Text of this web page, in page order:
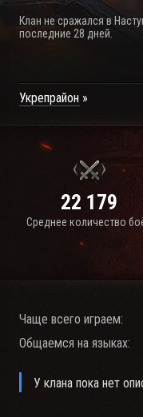
Клан не сражался в
последние 28 дней.
Укрепрайон
22 179
Среднее количество
Чаще всего играем:
Общаемся на языках:
У клана пока нет